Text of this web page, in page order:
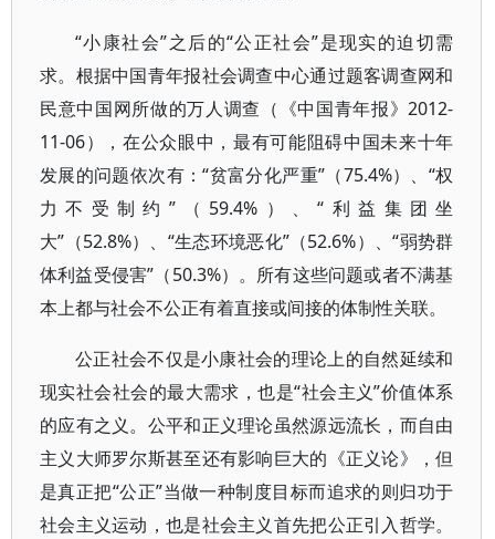
“小康社会”之后的“公正社会”是现实的迫切需
求。根据中国青年报社会调查中心通过题客调查网和
民意中国网所做的万人调查（《中国青年报》2012-
11-06），在公众眼中，最有可能阻碍中国未来十年
发展的问题依次有：“贫富分化严重”（75.4%）、“权
力不受制约”（59.4%）、“利益集团坐
大”（52.8%）、“生态环境恶化”（52.6%）、“弱势群
体利益受侵害”（50.3%）。所有这些问题或者不满基
本上都与社会不公正有着直接或间接的体制性关联。
公正社会不仅是小康社会的理论上的自然延续和
现实社会社会的最大需求，也是“社会主义”价值体系
的应有之义。公平和正义理论虽然源远流长，而自由
主义大师罗尔斯甚至还有影响巨大的《正义论》，但
是真正把“公正”当做一种制度目标而追求的则归功于
社会主义运动，也是社会主义首先把公正引入哲学。